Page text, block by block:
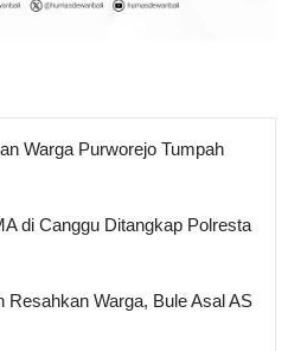
Warga Purworejo Tumpah
di Canggu Ditangkap Polresta
Resahkan Warga, Bule Asal AS